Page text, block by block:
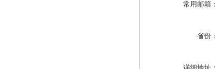
常用邮箱：
省份：